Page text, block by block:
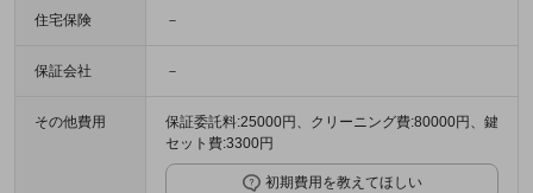
住宅保険 －
保証会社 －
その他費用
保証委託料:25000円、クリーニング費:80000円、鍵
セット費:3300円
初期費用を教えてほしい